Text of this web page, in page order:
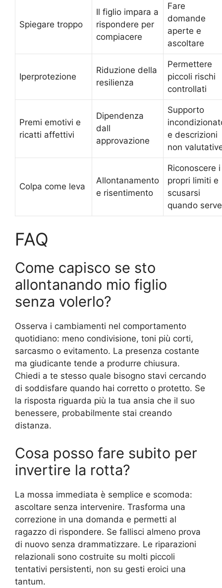
Spiegare troppo
Il figlio impara a
rispondere per
compiacere
Fare
domande
aperte e
ascoltare
Iperprotezione
Riduzione della
resilienza
Permettere
piccoli rischi
controllati
Premi emotivi e
ricatti affettivi
Dipendenza
dall
approvazione
Supporto
e descrizioni
non
Colpa come leva
Allontanamento
e risentimento
Riconoscere i
propri limiti e
scusarsi
quando serve
FAQ
Come capisco se sto
allontanando mio figlio
senza volerlo?
Osserva i cambiamenti nel comportamento
quotidiano: meno condivisione, toni più corti,
sarcasmo o evitamento. La presenza costante
ma giudicante tende a produrre chiusura.
Chiedi a te stesso quale bisogno stavi cercando
di soddisfare quando hai corretto o protetto. Se
la risposta riguarda più la tua ansia che il suo
benessere, probabilmente stai creando
distanza.
Cosa posso fare subito per
invertire la rotta?
La mossa immediata è semplice e scomoda:
ascoltare senza intervenire. Trasforma una
correzione in una domanda e permetti al
ragazzo di rispondere. Se fallisci almeno prova
di nuovo senza drammatizzare. Le riparazioni
relazionali sono costruite su molti piccoli
tentativi persistenti, non su gesti eroici una
tantum.